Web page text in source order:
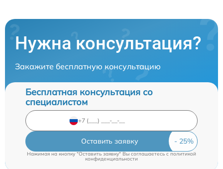
Нужна консультация?
Закажите бесплатную консультацию
Бесплатная консультация со
специалистом
Оставить заявку
Нажимая на кнопку "Оставить заявку" Вы соглашаетесь cполитикой
конфиденциальности